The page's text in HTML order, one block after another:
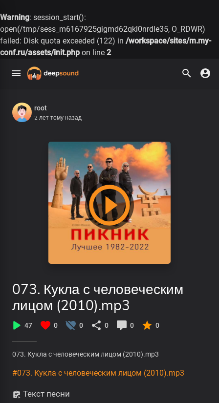
Warning: session_start():
open(/tmp/sess_m6167925gigmd62qkl0nrdle35, O_RDWR)
failed: Disk quota exceeded (122) in /workspace/sites/m.my-
conf.ru/assets/init.php on line 2
root
2 лет тому назад
073. Кукла с человеческим
лицом (2010).mp3
47 0 0 0 0 0
073. Кукла с человеческим лицом (2010).mp3
#073. Кукла с человеческим лицом (2010).mp3
Текст песни